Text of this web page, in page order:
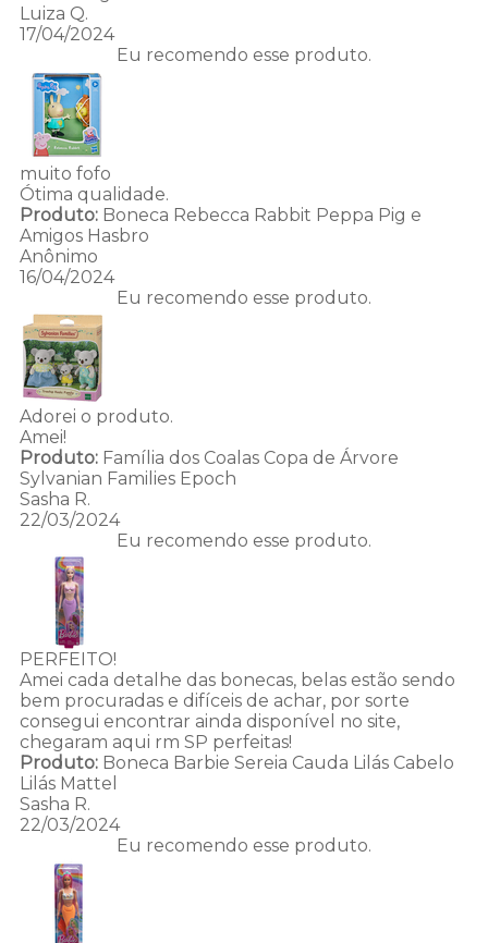
Luiza Q.
17/04/2024
Eu recomendo esse produto.
muito fofo
Ótima qualidade.
Produto:Boneca Rebecca Rabbit Peppa Pig e
Amigos Hasbro
Anônimo
16/04/2024
Eu recomendo esse produto.
Adorei o produto.
Amei!
Produto:Família dos Coalas Copa de Árvore
Sylvanian Families Epoch
Sasha R.
22/03/2024
Eu recomendo esse produto.
PERFEITO!
Amei cada detalhe das bonecas, belas estão sendo
bem procuradas e difíceis de achar, por sorte
consegui encontrar ainda disponível no site,
chegaram aqui rm SP perfeitas!
Produto:Boneca Barbie Sereia Cauda Lilás Cabelo
Lilás Mattel
Sasha R.
22/03/2024
Eu recomendo esse produto.